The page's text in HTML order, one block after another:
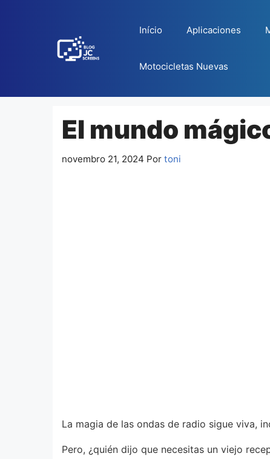
Início Aplicaciones
Motocicletas Nuevas
El mundo
novembro 21, 2024 Por toni
La magia de las ondas de radio sigue viva,
Pero, ¿quién dijo que necesitas un viejo